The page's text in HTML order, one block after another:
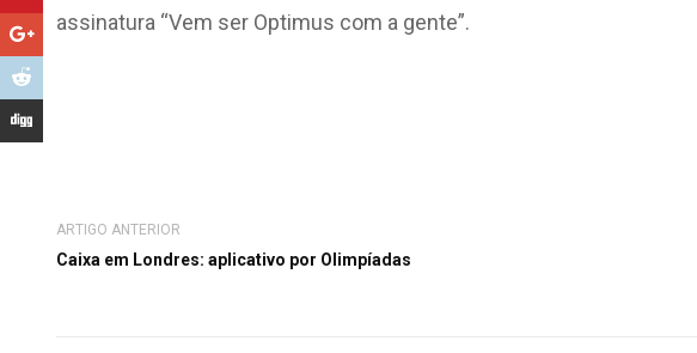
assinatura “Vem ser Optimus com a gente”.
ARTIGO ANTERIOR
Caixa em Londres: aplicativo por Olimpíadas